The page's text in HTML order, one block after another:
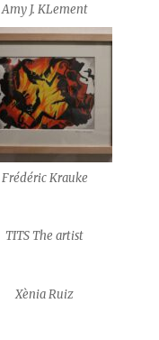
Amy J. KLement
Frédéric Krauke
TITS The artist
Xènia Ruiz